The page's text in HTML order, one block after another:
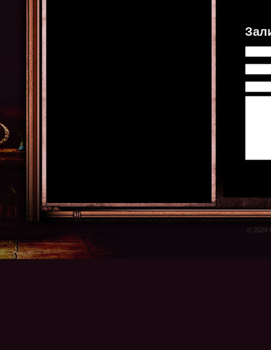
© 2026